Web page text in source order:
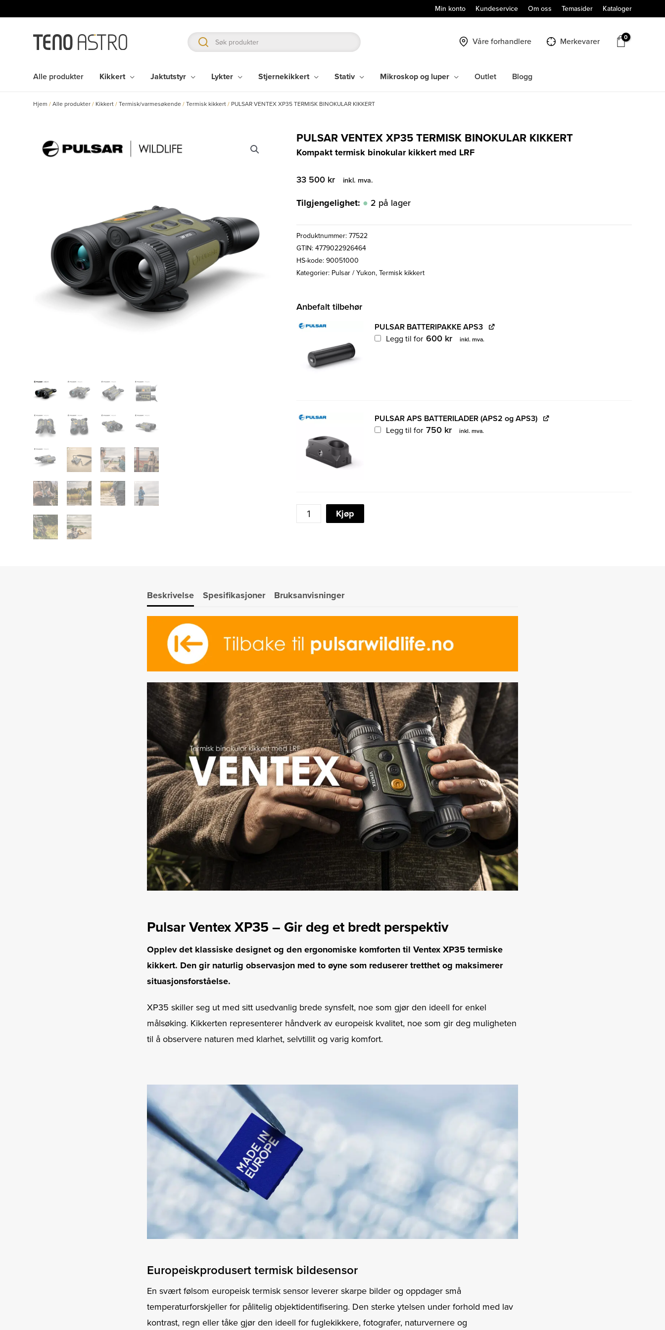
rett
Min konto Kundeservice Om oss Temasider Kataloger
Våre forhandlere Merkevarer
Alle produkter Kikkert Jaktutstyr Lykter Stjernekikkert Stativ Mikroskop og luper Outlet Blogg
Hjem /Alle produkter / Kikkert /Termisk/varmesøkende /Termisk kikkert / PULSAR VENTEX XP35 TERMISK BINOKULAR KIKKERT
PULSAR VENTEX XP35 TERMISK BINOKULAR KIKKERT
Kompakt termisk binokular kikkert med LRF
33 500 kr inkl. mva.
Tilgjengelighet: 2 på lager
Produktnummer:77522
GTIN: 4779022926464
HS-kode: 90051000
Kategorier: Pulsar / Yukon,Termisk kikkert
Anbefalt tilbehør
PULSAR BATTERIPAKKE APS3
Legg til for 600 kr inkl. mva.
PULSAR APS BATTERILADER (APS2 og APS3)
Legg til for 750 kr inkl. mva.
PULSAR
VENTEX
antall
Kjøp
Beskrivelse Spesifikasjoner Bruksanvisninger
Pulsar Ventex XP35 – Gir deg et bredt perspektiv
Opplev det klassiske designet og den ergonomiske komforten til Ventex XP35 termiske
kikkert. Den gir naturlig observasjon med to øyne som reduserer tretthet og maksimerer
situasjonsforståelse.
XP35 skiller seg ut med sitt usedvanlig brede synsfelt, noe som gjør den ideell for enkel
målsøking. Kikkerten representerer håndverk av europeisk kvalitet, noe som gir deg muligheten
til å observere naturen med klarhet, selvtillit og varig komfort.
Europeiskprodusert termisk bildesensor
En svært følsom europeisk termisk sensor leverer skarpe bilder og oppdager små
temperaturforskjeller for pålitelig objektidentifisering. Den sterke ytelsen under forhold med lav
kontrast, regn eller tåke gjør den ideell for fuglekikkere, fotografer, naturvernere og